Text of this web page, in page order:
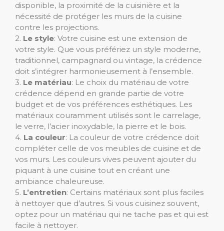
disponible, la proximité de la cuisinière et la
nécessité de protéger les murs de la cuisine
contre les projections.
2. Le style: Votre cuisine est une extension de
votre style. Que vous préfériez un style moderne,
traditionnel, campagnard ou vintage, la crédence
doit s’intégrer harmonieusement à l’ensemble.
3. Le matériau: Le choix du matériau de votre
crédence dépend en grande partie de votre
budget et de vos préférences esthétiques. Les
matériaux couramment utilisés sont le carrelage,
le verre, l’acier inoxydable, la pierre et le bois.
4. La couleur: La couleur de votre crédence doit
compléter celle de vos meubles de cuisine et de
vos murs. Les couleurs vives peuvent ajouter du
piquant à une cuisine tout en créant une
ambiance chaleureuse.
5. L’entretien: Certains matériaux sont plus faciles
à nettoyer que d’autres. Si vous cuisinez souvent,
optez pour un matériau qui ne tache pas et qui est
facile à nettoyer.